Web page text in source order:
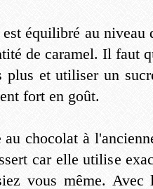
est équilibré au
de caramel. Il faut
plus et utiliser un
fort en goût.
au chocolat à
car elle utilise
vous même.